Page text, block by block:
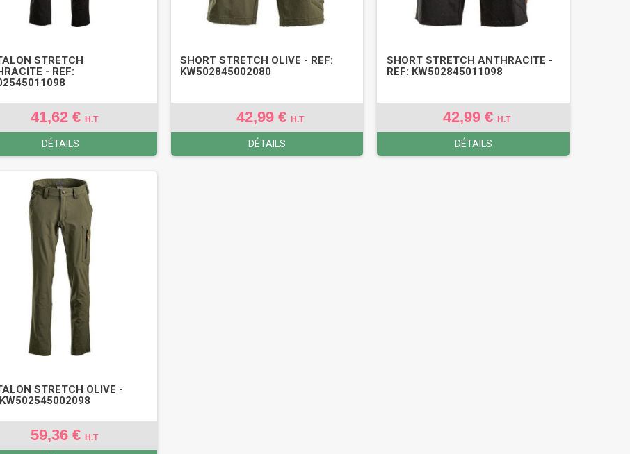
STRETCH
- REF:
41,62 € H.T
DÉTAILS
SHORT STRETCH OLIVE - REF:
KW502845002080
42,99 €H.T
DÉTAILS
SHORT STRETCH ANTHRACITE -
REF: KW502845011098
42,99 €H.T
DÉTAILS
STRETCH OLIVE -
KW502545002098
59,36 € H.T